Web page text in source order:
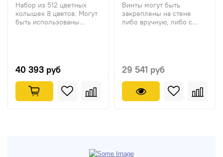
Набор из 512 цветных
колышек 8 цветов. Могут
быть использованы...
40 393 руб
Винты могут быть
закреплены на стене
либо вручную, либо с...
29 541 руб